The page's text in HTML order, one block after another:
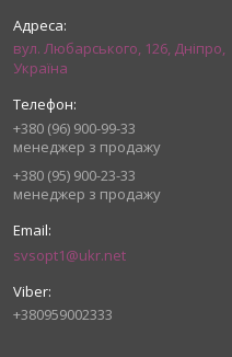
вул. Любарського, 126, Дніпро,
Україна
+380 (96) 900-99-33
менеджер з продажу
+380 (95) 900-23-33
менеджер з продажу
svsopt1@ukr.net
+380959002333